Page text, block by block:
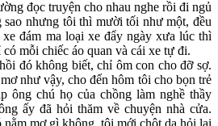
đọc truyện cho nhau nghe rồi đi ngủ
nhưng tôi thì mười tối như một, đều
đám ma loại xe đẩy ngày xưa lúc thì
mỗi chiếc áo quan và cái xe tự đi.
đó không biết, chỉ ôm con cho đỡ sợ.
như vậy, cho đến hôm tôi cho bọn trẻ
ông chú họ của chồng làm nghề thầy
ấy đã hỏi thăm về chuyện nhà cửa.
mơ gì không, tôi mới chột dạ hỏi lại